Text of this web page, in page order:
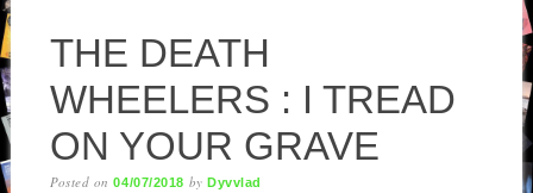
THE DEATH
WHEELERS : I TREAD
ON YOUR GRAVE
Posted on04/07/2018 byDyvvlad